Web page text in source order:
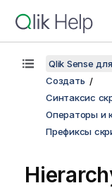
Qlik Sense
Создать
Синтаксис
Операторы и
Префиксы